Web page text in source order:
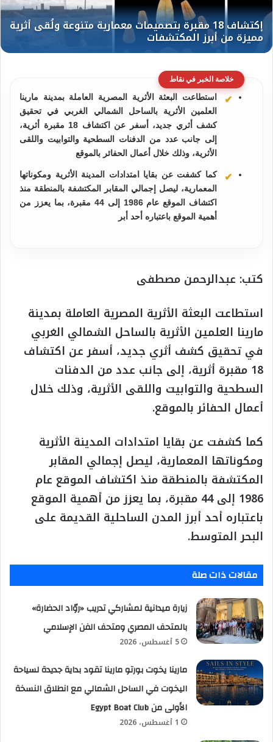
خلاصة الخبر في نقاط
استطاعت البعثة الأثرية المصرية العاملة بمدينة مارينا
العلمين الأثرية بالساحل الشمالي الغربي في تحقيق
كشف أثري جديد، أسفر عن اكتشاف 18 مقبرة أثرية،
إلى جانب عدد من الدفنات السطحية والتوابيت واللقى
الأثرية، وذلك خلال أعمال الحفائر بالموقع
كما كشفت عن بقايا امتدادات المدينة الأثرية ومكوناتها
المعمارية، ليصل إجمالي المقابر المكتشفة بالمنطقة منذ
اكتشاف الموقع عام 1986 إلى 44 مقبرة، بما يعزز من
أهمية الموقع باعتباره أحد أبر
كتب: عبدالرحمن مصطفى
استطاعت البعثة الأثرية المصرية العاملة بمدينة
مارينا العلمين الأثرية بالساحل الشمالي الغربي
في تحقيق كشف أثري جديد، أسفر عن اكتشاف
18 مقبرة أثرية، إلى جانب عدد من الدفنات
السطحية والتوابيت واللقى الأثرية، وذلك خلال
أعمال الحفائر بالموقع.
كما كشفت عن بقايا امتدادات المدينة الأثرية
ومكوناتها المعمارية، ليصل إجمالي المقابر
المكتشفة بالمنطقة منذ اكتشاف الموقع عام
1986 إلى 44 مقبرة، بما يعزز من أهمية الموقع
باعتباره أحد أبرز المدن الساحلية القديمة على
البحر المتوسط.
مقالات ذات صلة
زيارة ميدانية لمشاركي تدريب «روّاد الحضارة»
بالمتحف المصري ومتحف الفن الإسلامي
5 أغسطس، 2026
مارينا يخوت بورتو مارينا تقود بداية جديدة لسياحة
اليخوت في الساحل الشمالي مع انطلاق النسخة
الأولى من Egypt Boat Club
1 أغسطس، 2026